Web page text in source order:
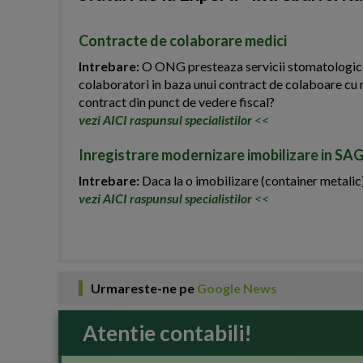
Contracte de colaborare medici
Intrebare:O ONG presteaza servicii
colaboratori in baza unui contract de colaboare
contract din punct de vedere fiscal?
vezi AICI raspunsul specialistilor <<
Inregistrare modernizare imobilizare in
Intrebare: Daca la o imobilizare (container
vezi AICI raspunsul specialistilor <<
Urmareste-ne pe Google News
Atentie contabili!